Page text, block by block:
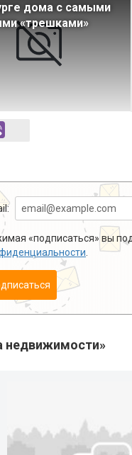
дома с самыми
«трешками»
«подписаться» вы